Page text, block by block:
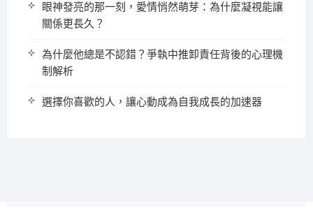
眼神發亮的那一刻，愛情悄然萌芽：為什麼凝視能讓
關係更長久？
為什麼他總是不認錯？爭執中推卸責任背後的心理機
制解析
選擇你喜歡的人，讓心動成為自我成長的加速器